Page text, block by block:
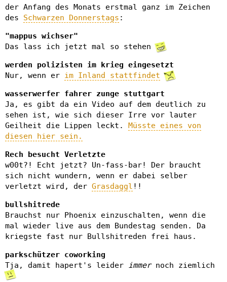
der Anfang des Monats erstmal ganz im Zeichen
des Schwarzen Donnerstags :
"mappus wichser"
Das lass ich jetzt mal so stehen
werden polizisten im krieg eingesetzt
Nur, wenn er im Inland stattfindet
wasserwerfer fahrer zunge stuttgart
Ja, es gibt da ein Video auf dem deutlich zu
sehen ist, wie sich dieser Irre vor lauter
Geilheit die Lippen leckt. Müsste eines von
diesen hier sein.
Rech besucht Verletzte
w00t?! Echt jetzt? Un-fass-bar! Der braucht
sich nicht wundern, wenn er dabei selber
verletzt wird, der Grasdaggl !!
bullshitrede
Brauchst nur Phoenix einzuschalten, wenn die
mal wieder live aus dem Bundestag senden. Da
kriegste fast nur Bullshitreden frei haus.
parkschützer coworking
Tja, damit hapert's leider immernoch ziemlich